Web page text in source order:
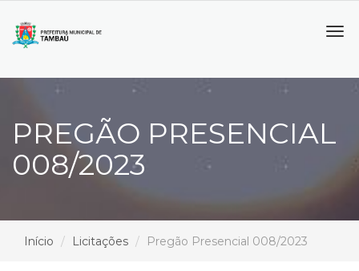
PREGÃO PRESENCIAL
008/2023
Início Licitações Pregão Presencial 008/2023